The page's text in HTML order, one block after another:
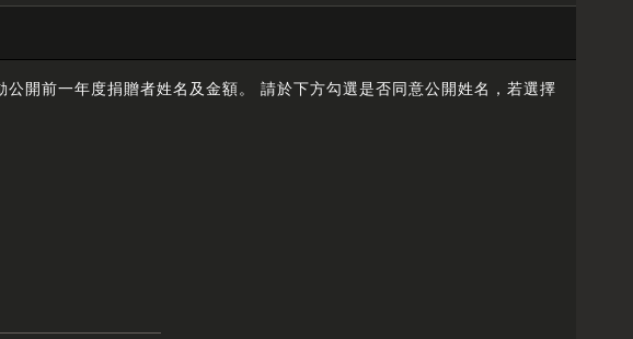
開前一年度捐贈者姓名及金額。 請於下方勾選是否同意公開姓名，若選擇